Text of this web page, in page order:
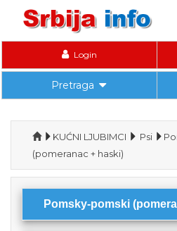
Login
Pretraga
KUĆNI LJUBIMCI Psi
(pomeranac + haski)
Pomsky-pomski